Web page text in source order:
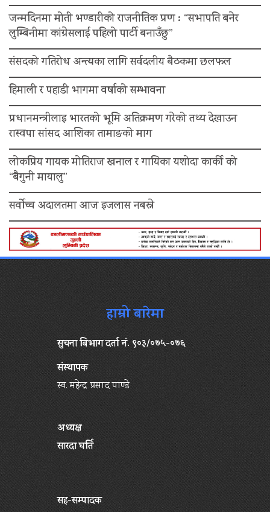
जन्मदिनमा मोती भण्डारीको राजनीतिक प्रण : “सभापति बनेर
लुम्बिनीमा कांग्रेसलाई पहिलो पार्टी बनाउँछु”
संसदको गतिरोध अन्त्यका लागि सर्वदलीय बैठकमा छलफल
हिमाली र पहाडी भागमा वर्षाको सम्भावना
प्रधानमन्त्रीलाइ भारतको भूमि अतिक्रमण गरेको तथ्य देखाउन
रास्वपा सांसद आशिका तामाङको माग
लोकप्रिय गायक मोतिराज खनाल र गायिका यशोदा कार्की को
“बैगुनी मायालु”
सर्वोच्च अदालतमा आज इजलास नबस्ने
हाम्रो बारेमा
सुचना बिभाग दर्ता नं. ९०३/०७५-०७६
संस्थापक
स्व. महेन्द्र प्रसाद पाण्डे
अध्यक्ष
सारदा घर्ति
सह-सम्पादक